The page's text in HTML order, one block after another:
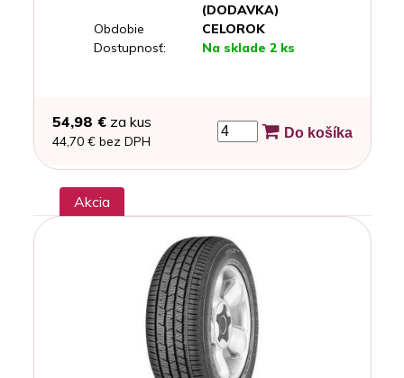
(DODAVKA)
Obdobie
CELOROK
Dostupnosť:
Na sklade 2 ks
54,98 €za kus
44,70 € bez DPH
Do košíka
Akcia